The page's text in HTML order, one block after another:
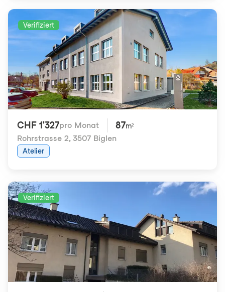
Verifiziert
CHF 1'327pro Monat 87m²
Rohrstrasse 2, 3507 Biglen
Atelier
Verifiziert